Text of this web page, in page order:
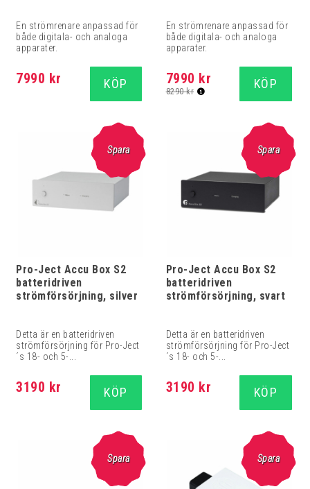
En strömrenare anpassad för
både digitala- och analoga
apparater.
7990 kr KÖP
En strömrenare anpassad för
både digitala- och analoga
apparater.
7990 kr
8290 kr
KÖP
Spara
Pro-Ject Accu Box S2
batteridriven
strömförsörjning, silver
Detta är en batteridriven
strömförsörjning för Pro-Ject
´s 18- och 5-...
3190 kr KÖP
Spara
Pro-Ject Accu Box S2
batteridriven
strömförsörjning, svart
Detta är en batteridriven
strömförsörjning för Pro-Ject
´s 18- och 5-...
3190 kr KÖP
Spara Spara